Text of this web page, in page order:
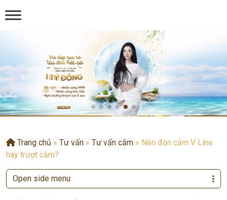
Trang chủ » Tư vấn » Tư vấn cằm » Nên độn cằm V Line
hay trượt cằm?
Open side menu